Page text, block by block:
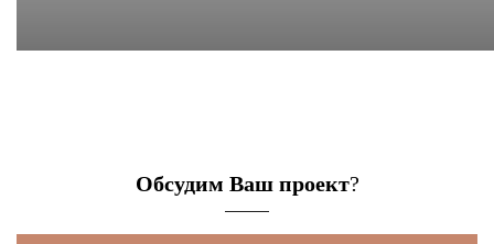
Обсудим Ваш проект?